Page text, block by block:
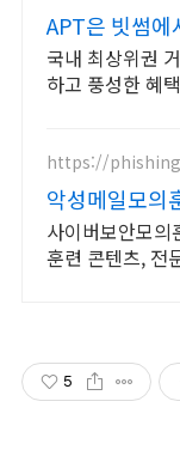
APT은 빗썸에
원 혜택
국내 최상위권
하고 풍성한 혜
https://
악성메일모의
사이버보안모의
훈련 콘텐츠, 전
5